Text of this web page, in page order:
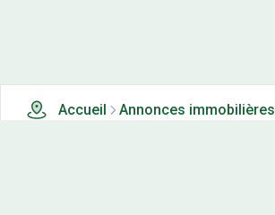
Accueil
Annonces immobilières